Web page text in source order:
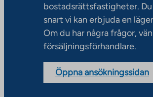
bostadsrättsfastigheter.
snart vi kan erbjuda en
Om du har några frågor,
försäljningsförhandlare.
Öppna ansökningssidan